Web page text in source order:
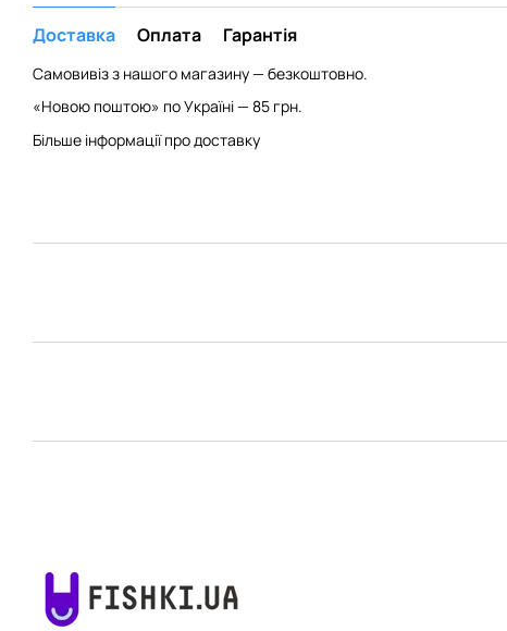
Доставка Оплата Гарантія
Самовивіз з нашого магазину — безкоштовно.
«Новою поштою» по Україні — 85 грн.
Більше інформації про доставку